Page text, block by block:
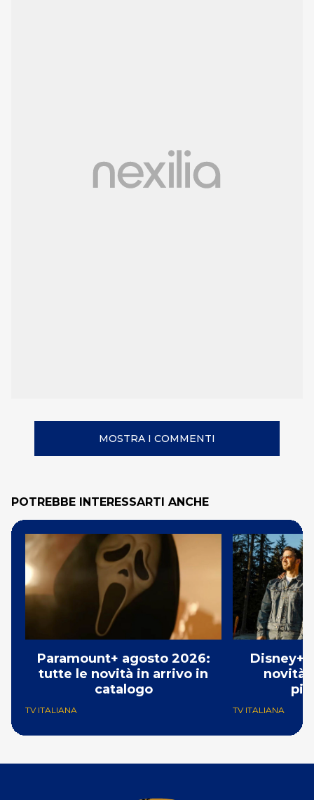
MOSTRA I COMMENTI
POTREBBE INTERESSARTI ANCHE
Paramount+ agosto 2026:
tutte le novità in arrivo in
catalogo
TV ITALIANA
Disney+
novità
TV ITALIANA